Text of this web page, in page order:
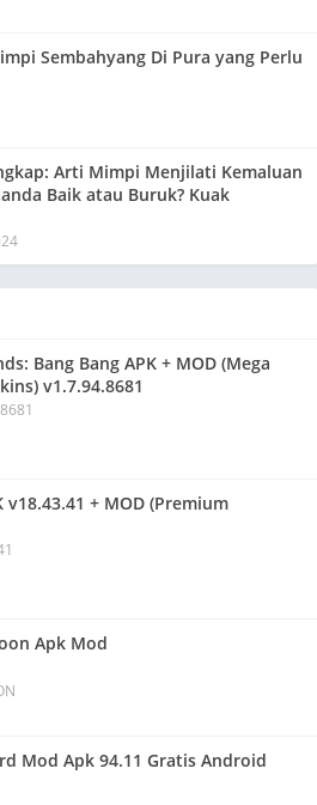
Sembahyang Di Pura yang Perlu
Arti Mimpi Menjilati Kemaluan
Baik atau Buruk? Kuak
Bang Bang APK + MOD (Mega
v1.7.94.8681
v18.43.41 + MOD (Premium
Apk Mod
Mod Apk 94.11 Gratis Android